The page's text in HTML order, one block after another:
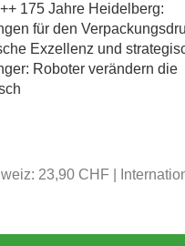
175 Jahre Heidelberg:
für den
Exzellenz und
Roboter verändern die
23,90 CHF